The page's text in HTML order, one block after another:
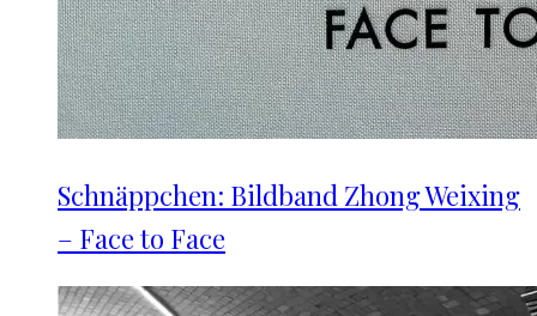
Schnäppchen: Bildband Zhong Weixing
– Face to Face